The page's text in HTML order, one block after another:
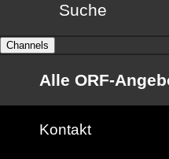
Suche
Channels
Alle ORF-
Kontakt